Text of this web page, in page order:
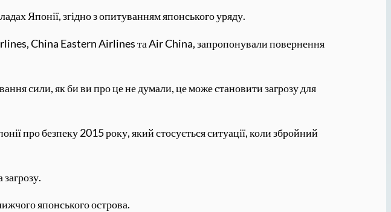
Японії, згідно з опитуванням японського уряду.
China Eastern Airlines та Air China, запропонували повернення
сили, як би ви про це не думали, це може становити загрозу для
про безпеку 2015 року, який стосується ситуації, коли збройний
японського острова.